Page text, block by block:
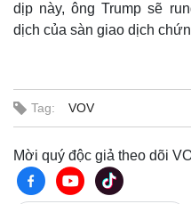
dịp này, ông Trump sẽ
dịch của sàn giao dịch
Tag: VOV
Mời quý độc giả theo dõi